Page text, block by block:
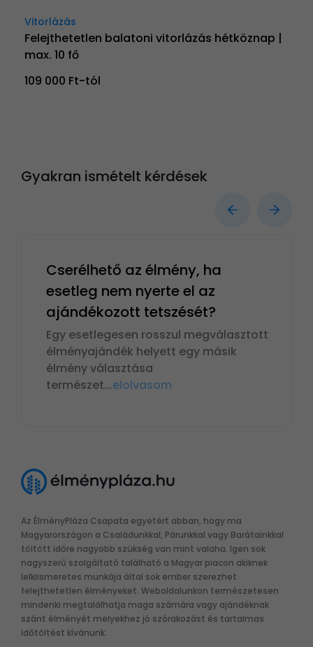
Vitorlázás
Felejthetetlen balatoni vitorlázás hétköznap |
max. 10 fő
109 000 Ft-tól
Gyakran ismételt kérdések
Cserélhető az élmény, ha
esetleg nem nyerte el az
ajándékozott tetszését?
Egy esetlegesen rosszul megválasztott
élményajándék helyett egy másik
élmény választása
természet...elolvasom
Az ÉlményPláza Csapata egyetért abban, hogy ma
Magyarországon a Családunkkal, Párunkkal vagy Barátainkkal
töltött időre nagyobb szükség van mint valaha. Igen sok
nagyszerű szolgáltató található a Magyar piacon akiknek
lelkiismeretes munkája által sok ember szerezhet
felejthetetlen élményeket. Weboldalunkon természetesen
mindenki megtalálhatja maga számára vagy ajándéknak
szánt élményét melyekhez jó szórakozást és tartalmas
időtöltést kívánunk.